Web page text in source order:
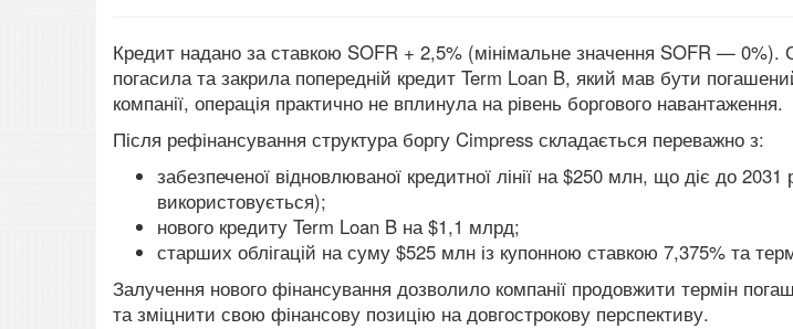
Кредит надано за ставкою SOFR + 2,5% (мінімальне значення SOFR — 0%).
погасила та закрила попередній кредит Term Loan B, який мав бути
компанії, операція практично не вплинула на рівень боргового навантаження.
Після рефінансування структура боргу Cimpress складається переважно з:
забезпеченої відновлюваної кредитної лінії на $250 млн, що діє до 2031
використовується);
нового кредиту Term Loan B на $1,1 млрд;
старших облігацій на суму $525 млн із купонною ставкою 7,375% та
Залучення нового фінансування дозволило компанії продовжити термін
та зміцнити свою фінансову позицію на довгострокову перспективу.